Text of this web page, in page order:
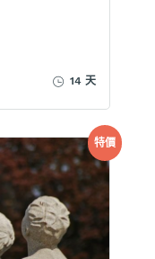
14 天
特價